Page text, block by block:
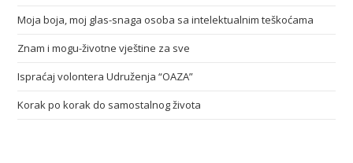
Moja boja, moj glas-snaga osoba sa intelektualnim teškoćama
Znam i mogu-životne vještine za sve
Ispraćaj volontera Udruženja “OAZA”
Korak po korak do samostalnog života